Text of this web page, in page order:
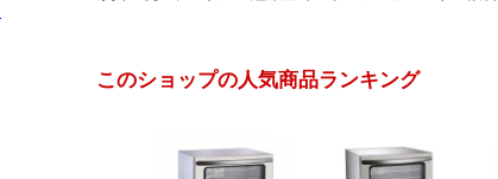
このショップの人気商品ランキング